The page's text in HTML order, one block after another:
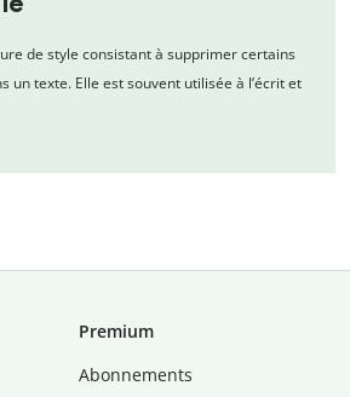
de style consistant à supprimer certains
un texte. Elle est souvent utilisée à l’écrit et
Premium
Abonnements